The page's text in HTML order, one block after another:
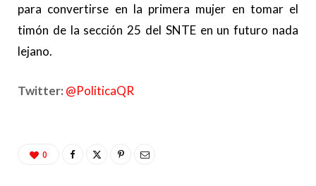
para convertirse en la primera mujer en tomar el
timón de la sección 25 del SNTE en un futuro nada
lejano.
Twitter: @PoliticaQR
0